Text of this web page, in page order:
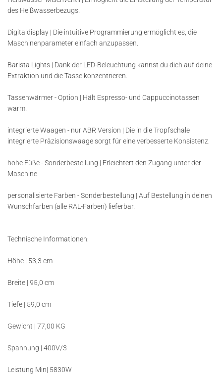
des Heißwasserbezugs.
Digitaldisplay | Die intuitive Programmierung ermöglicht es, die
Maschinenparameter einfach anzupassen.
Barista Lights | Dank der LED-Beleuchtung kannst du dich auf deine
Extraktion und die Tasse konzentrieren.
Tassenwärmer - Option | Hält Espresso- und Cappuccinotassen
warm.
integrierte Waagen - nur ABR Version | Die in die Tropfschale
integrierte Präzisionswaage sorgt für eine verbesserte Konsistenz.
hohe Füße - Sonderbestellung | Erleichtert den Zugang unter der
Maschine.
personalisierte Farben - Sonderbestellung | Auf Bestellung in deinen
Wunschfarben (alle RAL-Farben) lieferbar.
Technische Informationen:
Höhe | 53,3 cm
Breite | 95,0 cm
Tiefe | 59,0 cm
Gewicht | 77,00 KG
Spannung | 400V/3
Leistung Min| 5830W